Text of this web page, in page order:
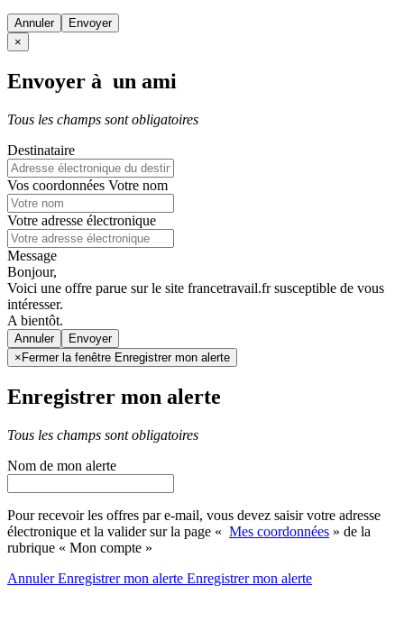
Annuler
×
Envoyer à un ami
Tous les champs sont obligatoires
Destinataire
Vos coordonnées Votre nom
Votre adresse électronique
Message
Bonjour,
Voici une offre parue sur le site francetravail.fr susceptible de vous
intéresser.
A bientôt.
Annuler
× Fermer la fenêtre Enregistrer mon alerte
Enregistrer mon alerte
Tous les champs sont obligatoires
Nom de mon alerte
Pour recevoir les offres par e-mail, vous devez saisir votre adresse
électronique et la valider sur la page « Mes coordonnées » de la
rubrique « Mon compte »
AnnulerEnregistrer mon alerte Enregistrermon alerte